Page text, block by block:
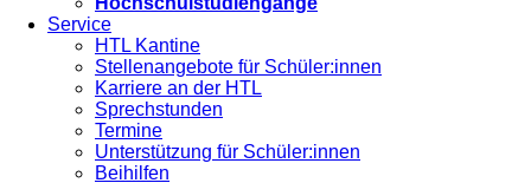
Service
HTL Kantine
Stellenangebote für Schüler:innen
Karriere an der HTL
Sprechstunden
Termine
Unterstützung für Schüler:innen
Beihilfen